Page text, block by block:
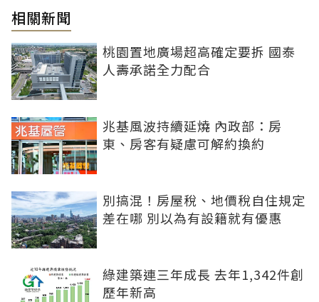
相關新聞
桃園置地廣場超高確定要拆 國泰
人壽承諾全力配合
兆基風波持續延燒 內政部：房
東、房客有疑慮可解約換約
別搞混！房屋稅、地價稅自住規定
差在哪 別以為有設籍就有優惠
綠建築連三年成長 去年1,342件創
歷年新高